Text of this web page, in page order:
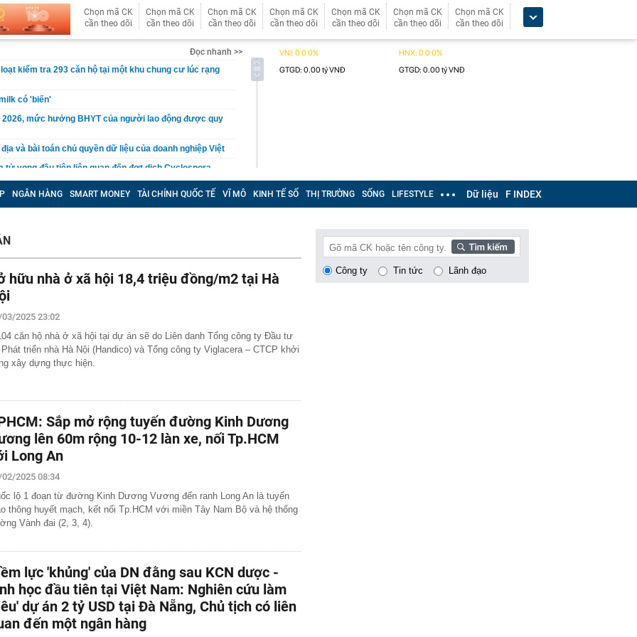
Chọn mã CK
cần theo dõi
Chọn mã CK
cần theo dõi
Chọn mã CK
cần theo dõi
Chọn mã CK
cần theo dõi
Chọn mã CK
cần theo dõi
Chọn mã CK
cần theo dõi
Chọn mã CK
cần theo dõi
Đọc nhanh >>
kiểm tra 293 căn hộ tại một khu chung cư lúc rạng
có 'biến'
2026, mức hưởng BHYT của người lao động được quy
địa và bài toán chủ quyền dữ liệu của doanh nghiệp Việt
tử vong đầu tiên liên quan đến đợt dịch Cyclospora
báo quan trọng đến toàn bộ khách hàng
hàng Agribank hiện nay
cơ, hộp số nguyên bản
khai thác "mỏ vàng" 4.000 tỷ USD
cao nhất 2 tháng, hơn 40 tấn “về kho” một gã khổng lồ
hóa thủ tục hành chính, điều kiện kinh doanh trong
và môi trường
tới, Trái đất được chứng kiến nhật thực toàn phần: Chờ
ngày hóa đêm kỳ vĩ và độc nhất
cáo, gia đình chi hơn 100 triệu đồng mua khóa học
nữ sinh nhận kết quả trượt sau 1 năm ôn thi
Microsoft đều đặt cược vào AI, nhưng một nghịch lý
Người mua không phải lúc nào cũng dùng
vụ khám xét nhà Huấn Hoa Hồng
động vụ máy bay không người lái bí ẩn xuất hiện tại sân
tiền buộc dây chun nhiều mệnh giá 500k, 200k… ở đoạn
camera giám sát, Trần Ngọc Hà SN 1992 lập tức tới
an trình báo
coi là thước đo sức khỏe kinh tế toàn cầu tăng cao
lịch sử: Chuyện gì đang diễn ra?
NGÂN HÀNG SMART MONEY TÀI CHÍNH QUỐC TẾ VĨ MÔ KINH TẾ SỐ THỊ TRƯỜNG SỐNG LIFESTYLE Dữ liệu F INDEX
hữu nhà ở xã hội 18,4 triệu đồng/m2 tại Hà
2025 23:02
căn hộ nhà ở xã hội tại dự án sẽ do Liên danh Tổng công ty Đầu tư
triển nhà Hà Nội (Handico) và Tổng công ty Viglacera – CTCP khởi
xây dựng thực hiện.
Sắp mở rộng tuyến đường Kinh Dương
lên 60m rộng 10-12 làn xe, nối Tp.HCM
Long An
2025 08:34
lộ 1 đoạn từ đường Kinh Dương Vương đến ranh Long An là tuyến
thông huyết mạch, kết nối Tp.HCM với miền Tây Nam Bộ và hệ thống
Vành đai (2, 3, 4).
lực 'khủng' của DN đằng sau KCN dược -
học đầu tiên tại Việt Nam: Nghiên cứu làm
dự án 2 tỷ USD tại Đà Nẵng, Chủ tịch có liên
đến một ngân hàng
Công ty Tin tức Lãnh đạo